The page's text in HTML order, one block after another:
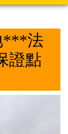
***法
證點